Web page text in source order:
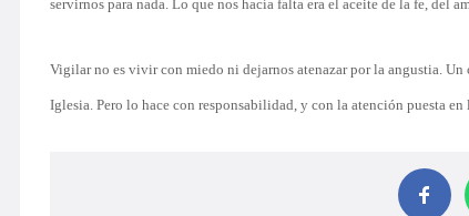
servirnos para nada. Lo que nos hacía falta era el aceite de la fe, del
Vigilar no es vivir con miedo ni dejarnos atenazar por la angustia.
Iglesia. Pero lo hace con responsabilidad, y con la atención puesta